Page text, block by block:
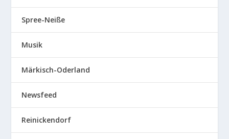
Spree-Neiße
Musik
Märkisch-Oderland
Newsfeed
Reinickendorf